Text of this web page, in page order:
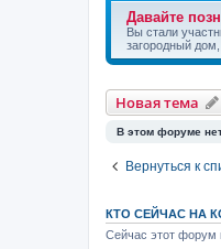
Давайте
Вы стали
загородный
Новая тема
В этом форуме
Вернуться к
КТО СЕЙЧАС НА
Сейчас этот форум